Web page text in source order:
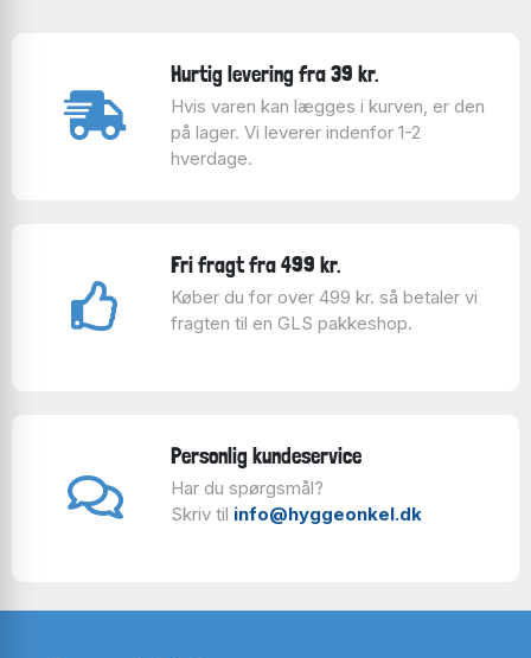
Hurtig levering fra 39 kr.
Hvis varen kan lægges i kurven, er den
på lager. Vi leverer indenfor 1-2
hverdage.
Fri fragt fra 499 kr.
Køber du for over 499 kr. så betaler vi
fragten til en GLS pakkeshop.
Personlig kundeservice
Har du spørgsmål?
Skriv til info@hyggeonkel.dk